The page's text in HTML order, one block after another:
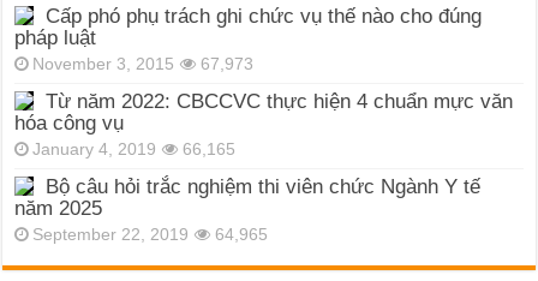
Cấp phó phụ trách ghi chức vụ thế nào cho đúng
pháp luật
November 3, 2015 67,973
Từ năm 2022: CBCCVC thực hiện 4 chuẩn mực văn
hóa công vụ
January 4, 2019 66,165
Bộ câu hỏi trắc nghiệm thi viên chức Ngành Y tế
năm 2025
September 22, 2019 64,965